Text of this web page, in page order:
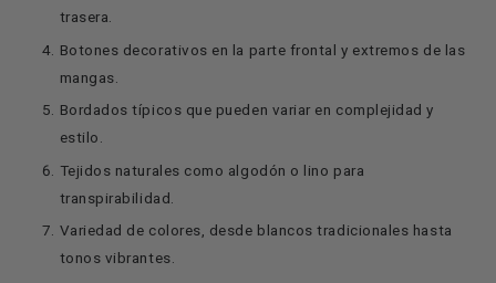
trasera.
Botones decorativos en la parte frontal y extremos de las
mangas.
Bordados típicos que pueden variar en complejidad y
estilo.
Tejidos naturales como algodón o lino para
transpirabilidad.
Variedad de colores, desde blancos tradicionales hasta
tonos vibrantes.